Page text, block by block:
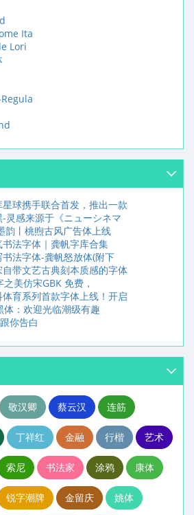
Ita
Lori
球携手联合首发，推出一款
灵感来源于《ニューシネマ
韵丨桃煦古风广告体上线
法字体｜龚帆字库合集
法字体-龚帆怒放体(附下
带文艺古典刻本质感的字体
美仿宋GBK 免费，
育系列首款字体上线！开启
体：欢迎光临潮级有趣
你告白
敬汉卿 蔡云汉 连筋
丁祥红 金融 行楷 艺术
索尼 书法家 涂鸦 康体
锐字潮牌 金留庆 姚体